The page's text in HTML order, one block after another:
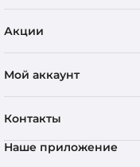
Акции
Мой аккаунт
Контакты
Наше приложение